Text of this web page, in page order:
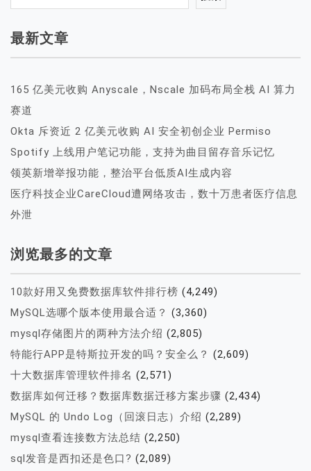
最新文章
165 亿美元收购 Anyscale，Nscale 加码布局全栈 AI 算力
赛道
Okta 斥资近 2 亿美元收购 AI 安全初创企业 Permiso
Spotify 上线用户笔记功能，支持为曲目留存音乐记忆
领英新增举报功能，整治平台低质AI生成内容
医疗科技企业CareCloud遭网络攻击，数十万患者医疗信息
外泄
浏览最多的文章
10款好用又免费数据库软件排行榜 (4,249)
MySQL选哪个版本使用最合适？ (3,360)
mysql存储图片的两种方法介绍 (2,805)
特能行APP是特斯拉开发的吗？安全么？ (2,609)
十大数据库管理软件排名 (2,571)
数据库如何迁移？数据库数据迁移方案步骤 (2,434)
MySQL 的 Undo Log（回滚日志）介绍 (2,289)
mysql查看连接数方法总结 (2,250)
sql发音是西扣还是色口? (2,089)